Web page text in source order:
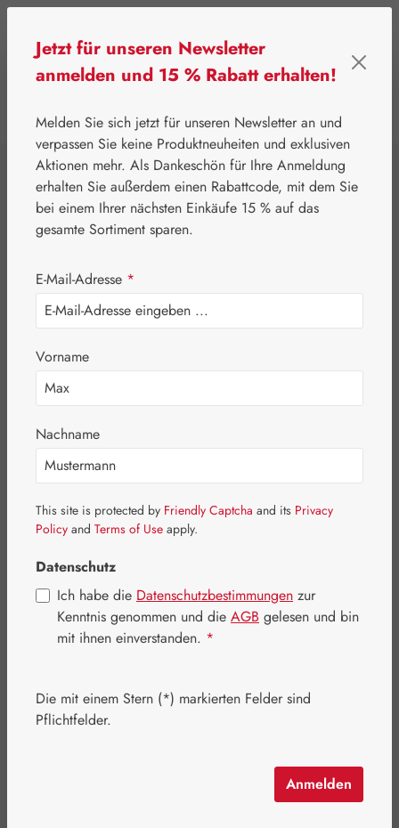
⌂ Leitner Lifecare
Blütenessenzen
FES Quintessentials
Alpine Aster /
Alpen-Aster
Tropfen
Bildergalerie überspringen
Jetzt für unseren Newsletter
anmelden und 15 % Rabatt erhalten!
Melden Sie sich jetzt für unseren Newsletter an und
verpassen Sie keine Produktneuheiten und exklusiven
Aktionen mehr. Als Dankeschön für Ihre Anmeldung
erhalten Sie außerdem einen Rabattcode, mit dem Sie
bei einem Ihrer nächsten Einkäufe 15 % auf das
gesamte Sortiment sparen.
E-Mail-Adresse *
Vorname
Nachname
This site is protected by Friendly Captcha and its Privacy
Policy and Terms of Use apply.
Datenschutz
Ich habe die Datenschutzbestimmungen zur
Kenntnis genommen und die AGB gelesen und bin
mit ihnen einverstanden. *
Die mit einem Stern (*) markierten Felder sind
Pflichtfelder.
Anmelden